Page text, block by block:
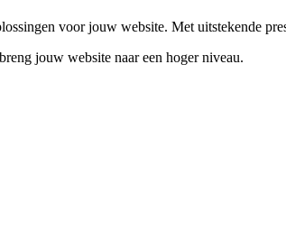
voor jouw website. Met uitstekende
jouw website naar een hoger niveau.